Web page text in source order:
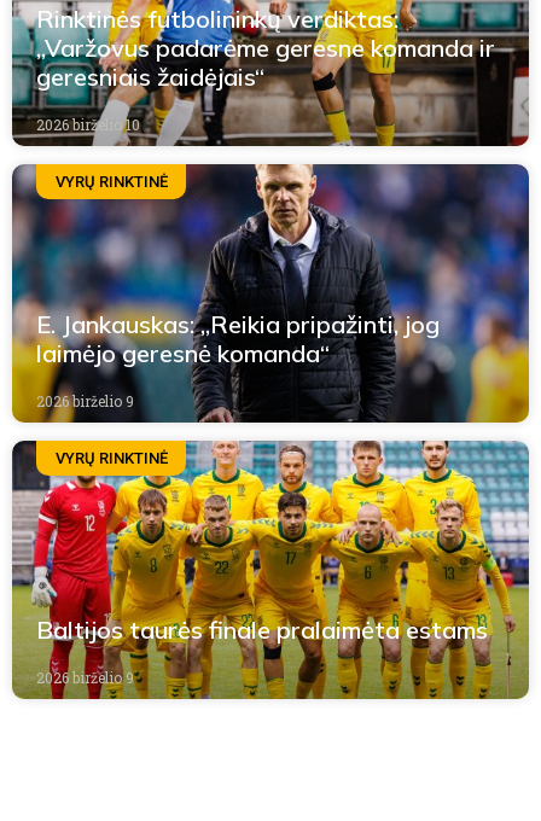
Rinktinės futbolininkų verdiktas:
„Varžovus padarėme geresne komanda ir
geresniais žaidėjais“
2026 birželio 10
VYRŲ RINKTINĖ
E. Jankauskas: „Reikia pripažinti, jog
laimėjo geresnė komanda“
2026 birželio 9
VYRŲ RINKTINĖ
Baltijos taurės finale pralaimėta estams
2026 birželio 9